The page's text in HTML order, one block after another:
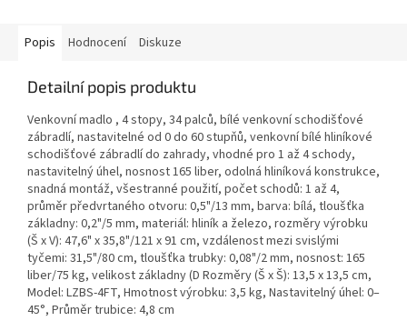
Popis Hodnocení Diskuze
Detailní popis produktu
Venkovní madlo , 4 stopy, 34 palců, bílé venkovní schodišťové
zábradlí, nastavitelné od 0 do 60 stupňů, venkovní bílé hliníkové
schodišťové zábradlí do zahrady, vhodné pro 1 až 4 schody,
nastavitelný úhel, nosnost 165 liber, odolná hliníková konstrukce,
snadná montáž, všestranné použití, počet schodů: 1 až 4,
průměr předvrtaného otvoru: 0,5"/13 mm, barva: bílá, tloušťka
základny: 0,2"/5 mm, materiál: hliník a železo, rozměry výrobku
(Š x V): 47,6" x 35,8"/121 x 91 cm, vzdálenost mezi svislými
tyčemi: 31,5"/80 cm, tloušťka trubky: 0,08"/2 mm, nosnost: 165
liber/75 kg, velikost základny (D Rozměry (Š x Š): 13,5 x 13,5 cm,
Model: LZBS-4FT, Hmotnost výrobku: 3,5 kg, Nastavitelný úhel: 0–
45°, Průměr trubice: 4,8 cm